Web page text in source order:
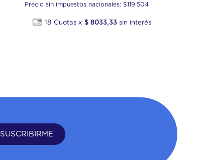
Precio sin impuestos nacionales: $119.504
18 $ 8033,33
SUSCRIBIRME